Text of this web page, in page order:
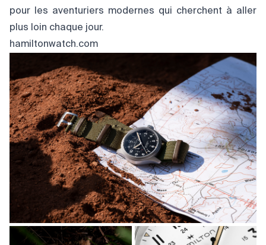
pour les aventuriers modernes qui cherchent à aller
plus loin chaque jour.
hamiltonwatch.com